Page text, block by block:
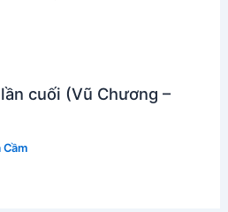
cuối (Vũ Chương –